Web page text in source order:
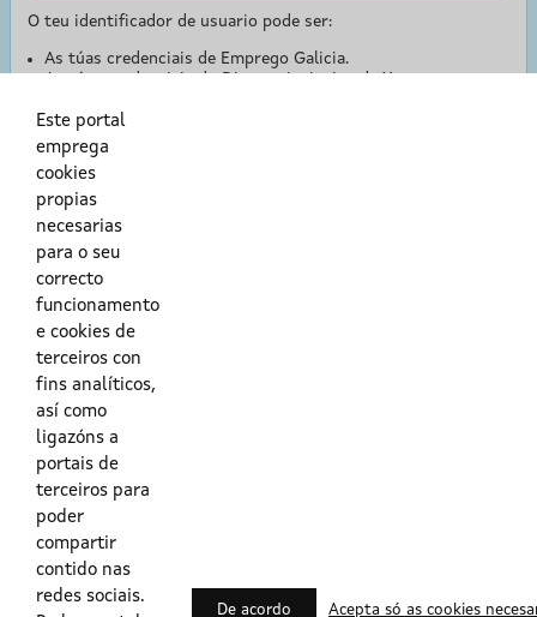
O teu identificador de usuario pode ser:
As túas credenciais de Emprego Galicia.
O teu DNI ou o teu NIE.
Este portal
emprega
cookies
propias
necesarias
para o seu
correcto
funcionamento
e cookies de
terceiros con
fins analíticos,
así como
ligazóns a
portais de
terceiros para
poder
compartir
contido nas
redes sociais.
De acordo Acepta só as cookies